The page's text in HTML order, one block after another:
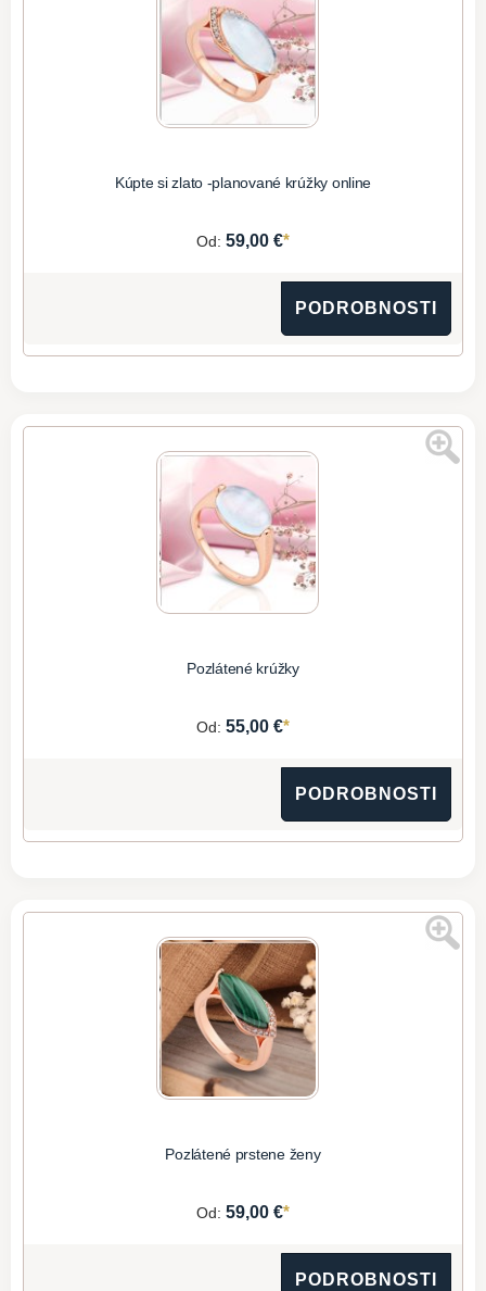
Kúpte si zlato -planované krúžky online
Od: 59,00 €*
PODROBNOSTI
Pozlátené krúžky
Od: 55,00 €*
PODROBNOSTI
Pozlátené prstene ženy
Od: 59,00 €*
PODROBNOSTI